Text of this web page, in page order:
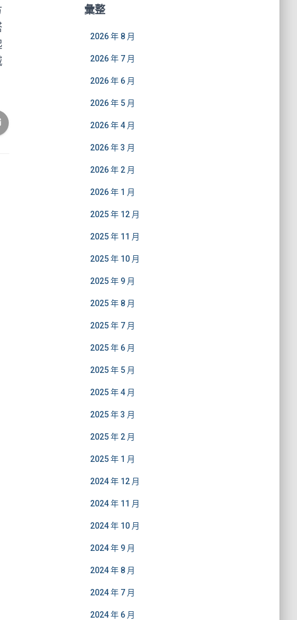
彙整
2026 年 8 月
2026 年 7 月
2026 年 6 月
2026 年 5 月
2026 年 4 月
2026 年 3 月
2026 年 2 月
2026 年 1 月
2025 年 12 月
2025 年 11 月
2025 年 10 月
2025 年 9 月
2025 年 8 月
2025 年 7 月
2025 年 6 月
2025 年 5 月
2025 年 4 月
2025 年 3 月
2025 年 2 月
2025 年 1 月
2024 年 12 月
2024 年 11 月
2024 年 10 月
2024 年 9 月
2024 年 8 月
2024 年 7 月
2024 年 6 月